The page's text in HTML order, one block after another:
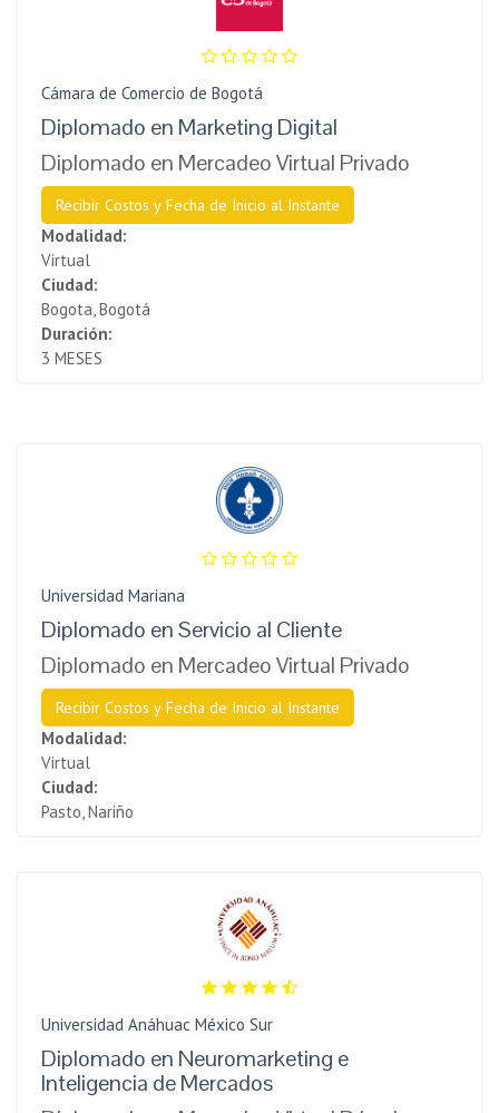
Cámara de Comercio de Bogotá
Diplomado en Marketing Digital
Diplomado en Mercadeo Virtual Privado
Recibir Costos y Fecha de Inicio al Instante
Modalidad:
Virtual
Ciudad:
Bogota, Bogotá
Duración:
3 MESES
Universidad Mariana
Diplomado en Servicio al Cliente
Diplomado en Mercadeo Virtual Privado
Recibir Costos y Fecha de Inicio al Instante
Modalidad:
Virtual
Ciudad:
Pasto, Nariño
Universidad Anáhuac México Sur
Diplomado en Neuromarketing e
Inteligencia de Mercados